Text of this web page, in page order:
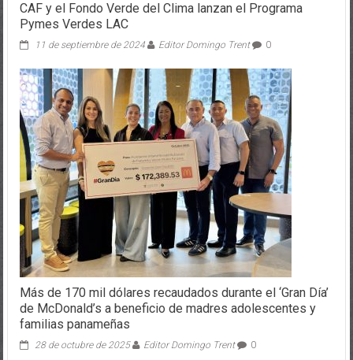
CAF y el Fondo Verde del Clima lanzan el Programa
Pymes Verdes LAC
11 de septiembre de 2024 Editor Domingo Trent 0
Más de 170 mil dólares recaudados durante el ‘Gran Día’
de McDonald’s a beneficio de madres adolescentes y
familias panameñas
28 de octubre de 2025 Editor Domingo Trent 0